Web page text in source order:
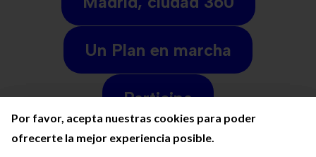
Por favor, acepta nuestras cookies para poder
ofrecerte la mejor experiencia posible.
Por favor, acepta nuestras cookies para poder
ofrecerte la mejor experiencia posible.
Por favor, acepta nuestras cookies para poder
ofrecerte la mejor experiencia posible.
Un Plan en marcha
Participa
Eventos